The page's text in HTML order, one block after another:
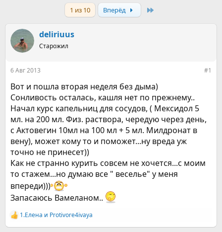
т
е
а
ч
1 из 10
Вперёд
deliriuus
Старожил
6 Авг 2013 #1
Вот и пошла вторая неделя без дыма)
Сонливость осталась, кашля нет по прежнему..
Начал курс капельниц для сосудов, ( Мексидол 5
мл. на 200 мл. Физ. раствора, чередую через день,
с Актовегин 10мл на 100 мл + 5 мл. Милдронат в
вену), может кому то и поможет...ну вреда уж
точно не принесет))
Как не странно курить совсем не хочется...с моим
то стажем...но думаю все " веселье" у меня
впереди)))
Запасаюсь Вамеланом..
Р
е
1.Елена и Protivore4ivaya